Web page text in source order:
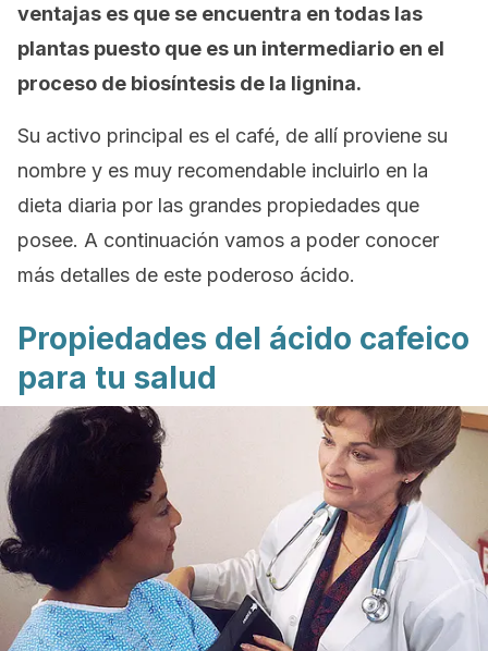
ventajas es que se encuentra en todas las
plantas puesto que es un intermediario en el
proceso de biosíntesis de la lignina.
Su activo principal es el café, de allí proviene su
nombre y es muy recomendable incluirlo en la
dieta diaria por las grandes propiedades que
posee. A continuación vamos a poder conocer
más detalles de este poderoso ácido.
Propiedades del ácido cafeico
para tu salud